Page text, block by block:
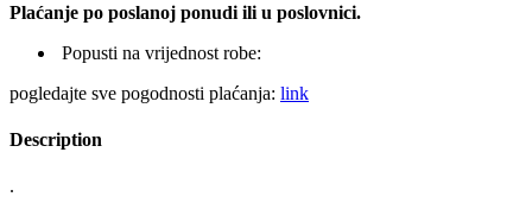
Plaćanje po poslanoj ponudi ili u poslovnici.
Popusti na vrijednost robe:
pogledajte sve pogodnosti plaćanja: link
Description
.